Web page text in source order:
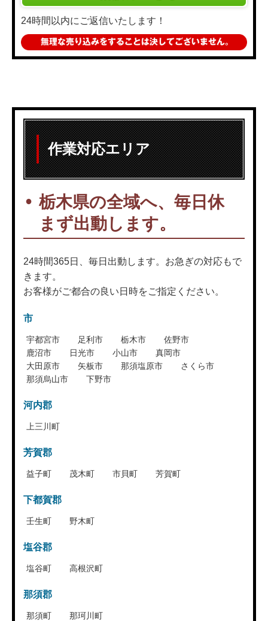
24時間以内にご返信いたします！
作業対応エリア
栃木県の全域へ、毎日休
まず出動します。
24時間365日、毎日出動します。お急ぎの対応もで
きます。
お客様がご都合の良い日時をご指定ください。
市
宇都宮市 足利市 栃木市
佐野市
鹿沼市
日光市 小山市
真岡市
大田原市
矢板市 那須塩原市
さくら市
那須烏山市
下野市
河内郡
上三川町
芳賀郡
益子町 茂木町 市貝町 芳賀町
下都賀郡
壬生町 野木町
塩谷郡
塩谷町 高根沢町
那須郡
那須町 那珂川町